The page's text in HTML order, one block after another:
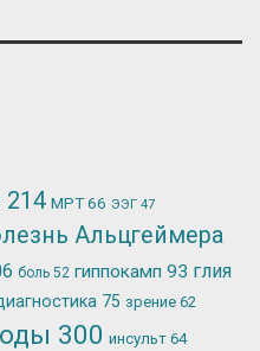
214 МРТ66 ЭЭГ 47
Альцгеймера
боль 52 гиппокамп 93 глия
75 зрение 62
300 инсульт 64